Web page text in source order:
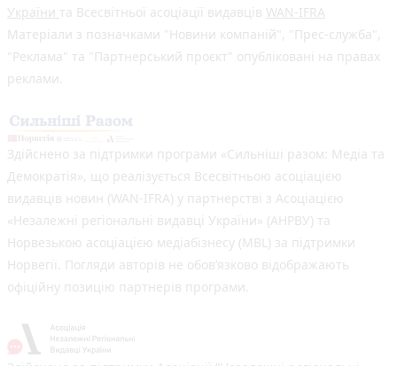
України та Всесвітньої асоціації видавців WAN-IFRA
Матеріали з позначками "Новини компаній", "Прес-служба",
"Реклама" та "Партнерський проєкт" опубліковані на правах
реклами.
Здійснено за підтримки програми «Сильніші разом: Медіа та
Демократія», що реалізується Всесвітньою асоціацією
видавців новин (WAN-IFRA) у партнерстві з Асоціацією
«Незалежні регіональні видавці України» (АНРВУ) та
Норвезькою асоціацією медіабізнесу (MBL) за підтримки
Норвегії. Погляди авторів не обов’язково відображають
офіційну позицію партнерів програми.